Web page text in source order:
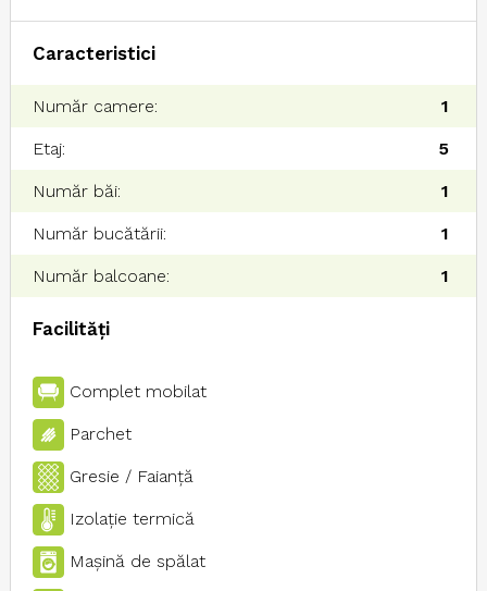
Caracteristici
Număr camere: 1
Etaj: 5
Număr băi: 1
Număr bucătării: 1
Număr balcoane: 1
Facilități
Complet mobilat
Parchet
Gresie / Faianţă
Izolaţie termică
Maşină de spălat